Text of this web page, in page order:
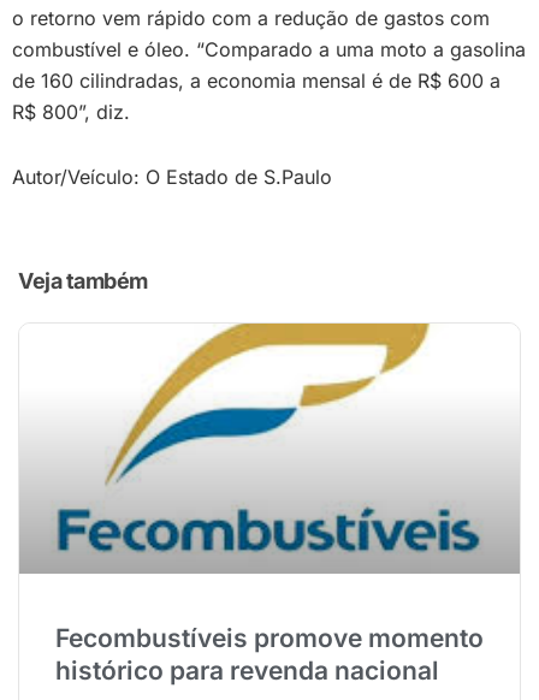
o retorno vem rápido com a redução de gastos com
combustível e óleo. “Comparado a uma moto a gasolina
de 160 cilindradas, a economia mensal é de R$ 600 a
R$ 800”, diz.
Autor/Veículo: O Estado de S.Paulo
Veja também
Fecombustíveis promove momento
histórico para revenda nacional